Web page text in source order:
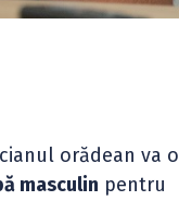
orădean va
masculin pentru